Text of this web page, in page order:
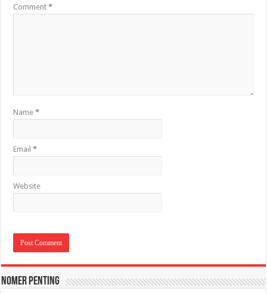
Comment*
Name*
Email*
Website
Nomer Penting